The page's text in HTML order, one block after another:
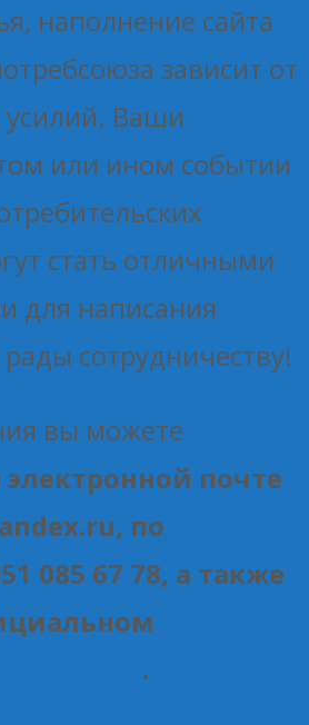
наполнение сайта
зависит от
Ваши
или ином событии
стать отличными
для написания
сотрудничеству!
вы можете
электронной почте
по
085 67 78, а также
.